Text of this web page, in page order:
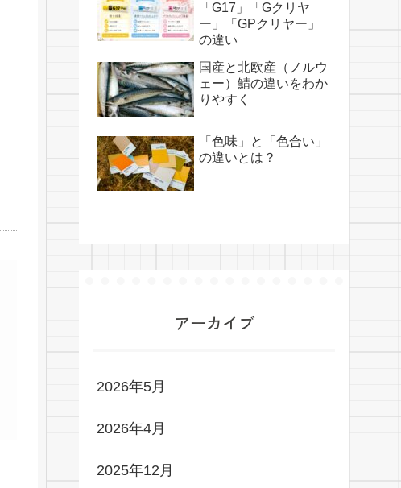
「G17」「Gクリヤ
ー」「GPクリヤー」
の違い
国産と北欧産（ノルウ
ェー）鯖の違いをわか
りやすく
「色味」と「色合い」
の違いとは？
アーカイブ
2026年5月
2026年4月
2025年12月